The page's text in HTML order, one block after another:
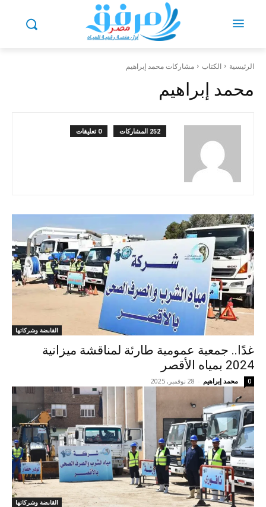
الرئيسية الكتاب مشاركات محمد إبراهيم
محمد إبراهيم
252 المشاركات 0 تعليقات
القابضة وشركاتها
غدًا.. جمعية عمومية طارئة لمناقشة ميزانية
2024 بمياه الأقصر
محمد إبراهيم - 28 نوفمبر, 2025 0
القابضة وشركاتها